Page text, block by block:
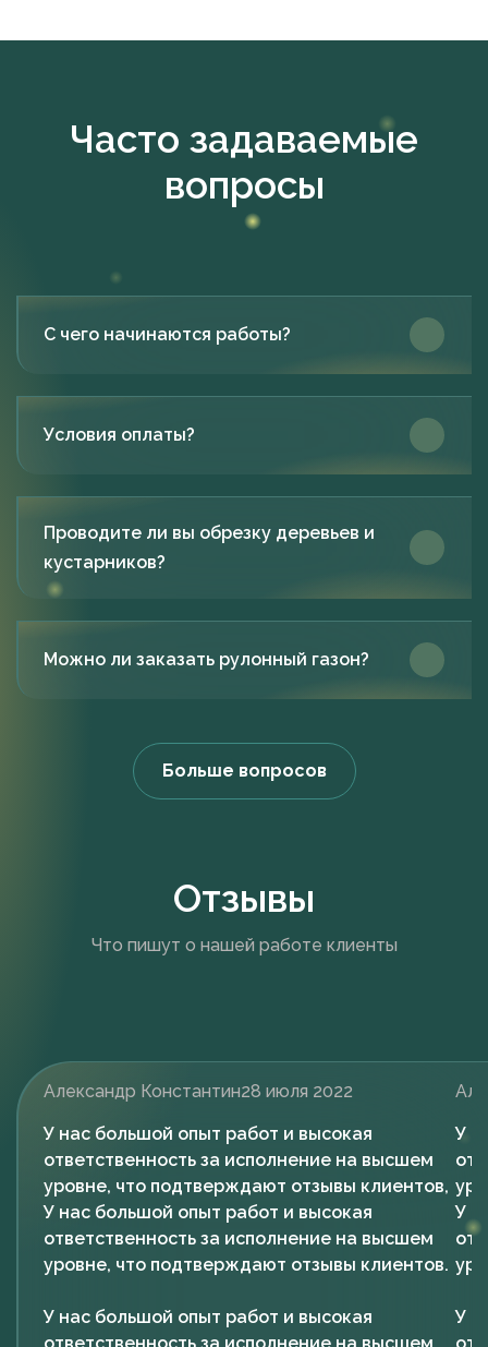
Часто задаваемые
вопросы
С чего начинаются работы?
Условия оплаты?
Проводите ли вы обрезку деревьев и
кустарников?
Можно ли заказать рулонный газон?
Больше вопросов
Отзывы
Что пишут о нашей работе клиенты
Александр Константин28 июля 2022
У нас большой опыт работ и высокая
ответственность за исполнение на высшем
уровне, что подтверждают отзывы клиентов,
У нас большой опыт работ и высокая
ответственность за исполнение на высшем
уровне, что подтверждают отзывы клиентов.
У нас большой опыт работ и высокая
ответственность за исполнение на высшем
У
У
У